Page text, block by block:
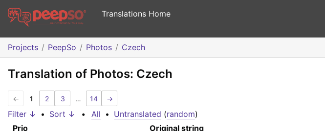
Translations Home
Projects PeepSo Photos Czech
Translation of Photos: Czech
← 1 2 3 … 14 →
Filter ↓ • Sort ↓ • All • Untranslated (random)
Prio
Original string